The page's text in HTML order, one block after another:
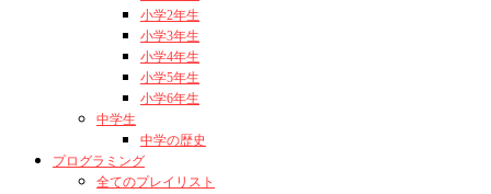
小学2年生
小学3年生
小学4年生
小学5年生
小学6年生
中学生
中学の歴史
プログラミング
全てのプレイリスト